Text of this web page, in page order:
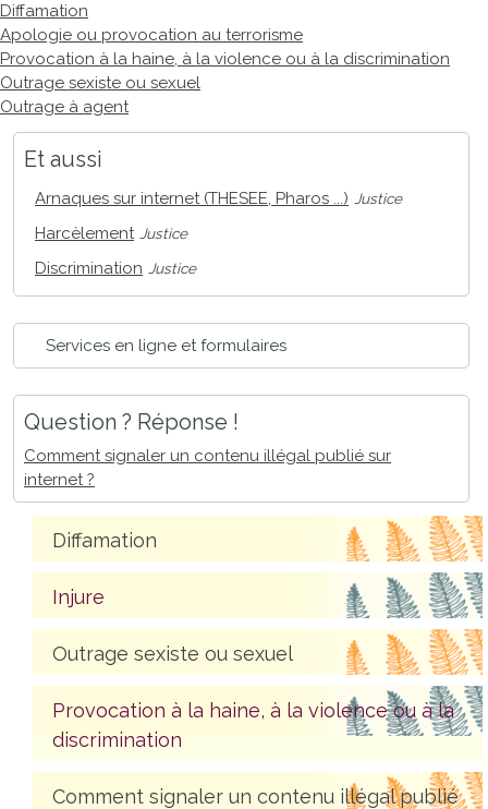
Diffamation
Apologie ou provocation au terrorisme
Provocation à la haine, à la violence ou à la discrimination
Outrage sexiste ou sexuel
Outrage à agent
Et aussi
Arnaques sur internet (THESEE, Pharos ...) Justice
Harcèlement Justice
Discrimination Justice
Services en ligne et formulaires
Question ? Réponse !
Comment signaler un contenu illégal publié sur
internet ?
Diffamation
Injure
Outrage sexiste ou sexuel
Provocation à la haine, à la violence ou à la
discrimination
Comment signaler un contenu illégal publié